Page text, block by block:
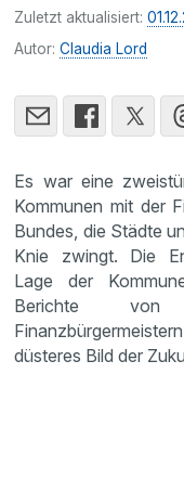
Zuletzt aktualisiert:
Autor:Claudia Lord
Es war eine
Kommunen mit der
Bundes, die Städte
Knie zwingt. Die
Lage der
Berichte von
düsteres Bild der